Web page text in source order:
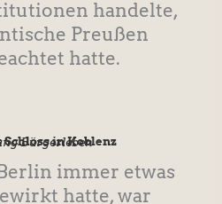
handelte,
Preußen
hatte.
in Koblenz
Bürgerleben
immer etwas
hatte, war